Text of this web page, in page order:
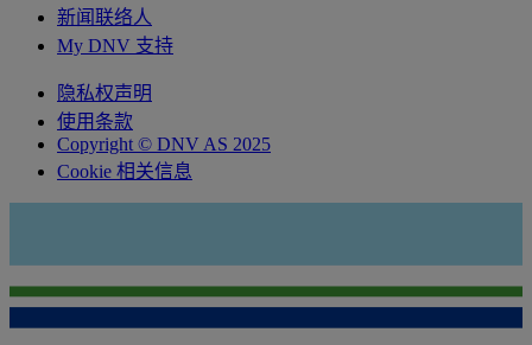
新闻联络人
My DNV 支持
隐私权声明
使用条款
Copyright © DNV AS 2025
Cookie 相关信息